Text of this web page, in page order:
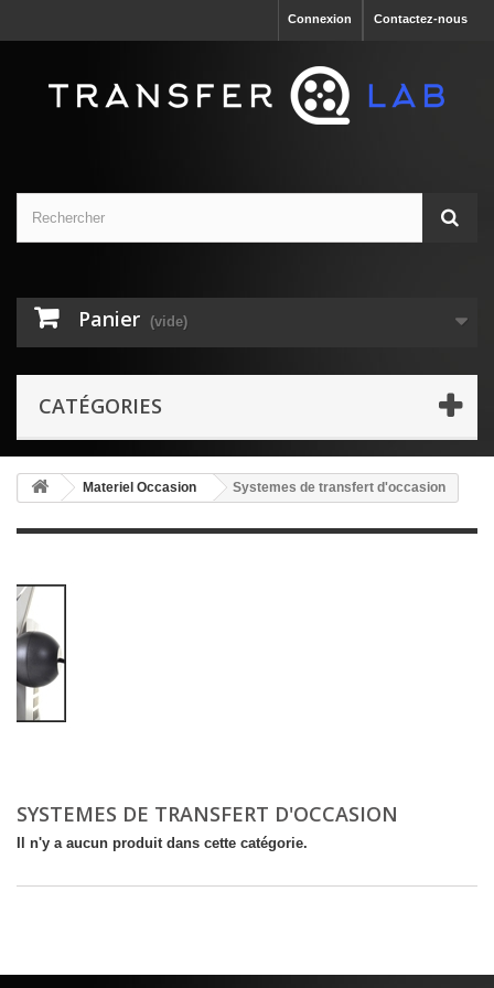
Contactez-nous
Connexion
Panier (vide)
CATÉGORIES
Materiel Occasion Systemes de transfert d'occasion
SYSTEMES DE TRANSFERT D'OCCASION
Il n'y a aucun produit dans cette catégorie.